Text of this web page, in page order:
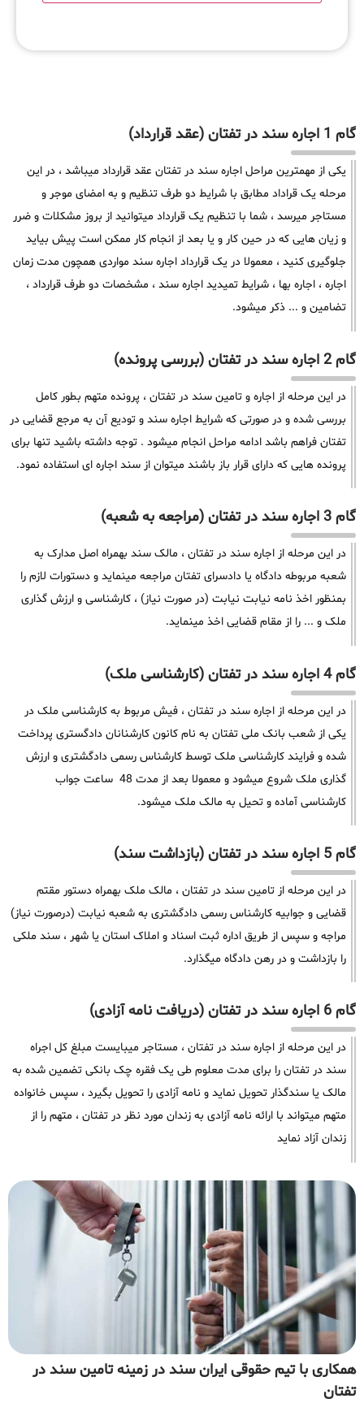
گام 1 اجاره سند در تفتان (عقد قرارداد)
یکی از مهمترین مراحل اجاره سند در تفتان عقد قرارداد میباشد ، در این
مرحله یک قراداد مطابق با شرایط دو طرف تنظیم و به امضای موجر و
مستاجر میرسد ، شما با تنظیم یک قرارداد میتوانید از بروز مشکلات و ضرر
و زیان هایی که در حین کار و یا بعد از انجام کار ممکن است پیش بیاید
جلوگیری کنید ، معمولا در یک قرارداد اجاره سند مواردی همچون مدت زمان
اجاره ، اجاره بها ، شرایط تمیدید اجاره سند ، مشخصات دو طرف قرارداد ،
تضامین و ... ذکر میشود.
گام 2 اجاره سند در تفتان (بررسی پرونده)
در این مرحله از اجاره و تامین سند در تفتان ، پرونده متهم بطور کامل
بررسی شده و در صورتی که شرایط اجاره سند و تودیع آن به مرجع قضایی در
تفتان فراهم باشد ادامه مراحل انجام میشود . توجه داشته باشید تنها برای
پرونده هایی که دارای قرار باز باشند میتوان از سند اجاره ای استفاده نمود.
گام 3 اجاره سند در تفتان (مراجعه به شعبه)
در این مرحله از اجاره سند در تفتان ، مالک سند بهمراه اصل مدارک به
شعبه مربوطه دادگاه یا دادسرای تفتان مراجعه مینماید و دستورات لازم را
بمنظور اخذ نامه نیابت نیابت (در صورت نیاز) ، کارشناسی و ارزش گذاری
ملک و ... را از مقام قضایی اخذ مینماید.
گام 4 اجاره سند در تفتان (کارشناسی ملک)
در این مرحله از اجاره سند در تفتان ، فیش مربوط به کارشناسی ملک در
یکی از شعب بانک ملی تفتان به نام کانون کارشنانان دادگستری پرداخت
شده و فرایند کارشناسی ملک توسط کارشناس رسمی دادگشتری و ارزش
گذاری ملک شروع میشود و معمولا بعد از مدت 48 ساعت جواب
کارشناسی آماده و تحیل به مالک ملک میشود.
گام 5 اجاره سند در تفتان (بازداشت سند)
در این مرحله از تامین سند در تفتان ، مالک ملک بهمراه دستور مقتم
قضایی و جوابیه کارشناس رسمی دادگشتری به شعبه نیابت (درصورت نیاز)
مراجه و سپس از طریق اداره ثبت اسناد و املاک استان یا شهر ، سند ملکی
را بازداشت و در رهن دادگاه میگذارد.
گام 6 اجاره سند در تفتان (دریافت نامه آزادی)
در این مرحله از اجاره سند در تفتان ، مستاجر میبایست مبلغ کل اجراه
سند در تفتان را برای مدت معلوم طی یک فقره چک بانکی تضمین شده به
مالک یا سندگذار تحویل نماید و نامه آزادی را تحویل بگیرد ، سپس خانواده
متهم میتواند با ارائه نامه آزادی به زندان مورد نظر در تفتان ، متهم را از
زندان آزاد نماید
همکاری با تیم حقوقی ایران سند در زمینه تامین سند در
تفتان